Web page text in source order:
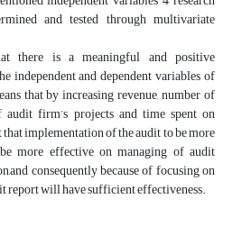
and tested through multivariate
there is a meaningful and positive
independent and dependent variables of
that by increasing revenue, number of
audit firm’s projects and time spent on
implementation of the audit to be more
more effective on managing of audit
consequently because of focusing on
report will have sufficient effectiveness.